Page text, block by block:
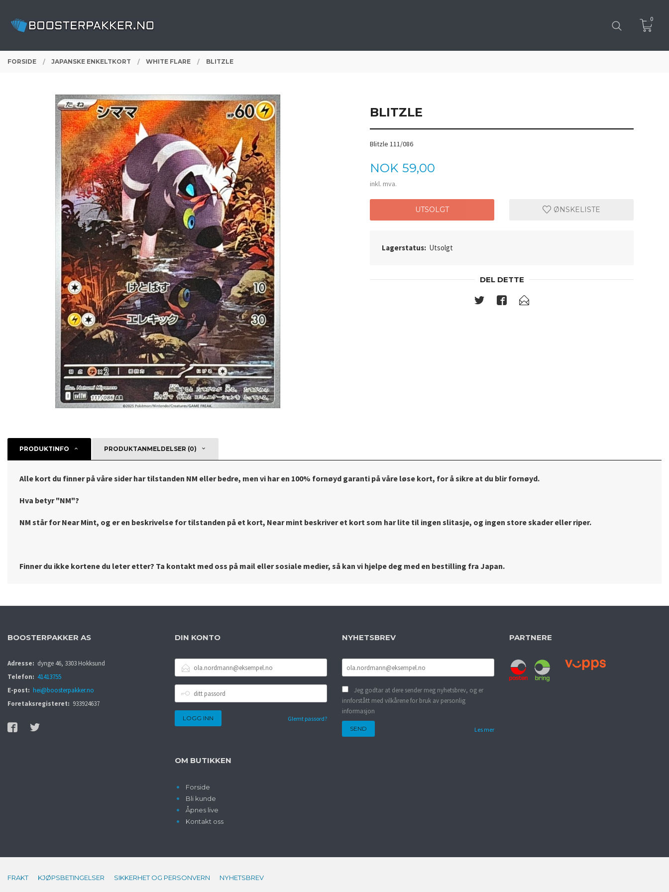
innholdet
0
FORSIDE JAPANSKE ENKELTKORT WHITE FLARE BLITZLE
BLITZLE
Blitzle 111/086
Pris
NOK 59,00
inkl. mva.
UTSOLGT ØNSKELISTE
Lagerstatus: Utsolgt
DEL DETTE
PRODUKTINFO PRODUKTANMELDELSER (0)
Alle kort du finner på våre sider har tilstanden NM eller bedre, men vi har en 100% fornøyd garanti på våre løse kort, for å sikre at du blir fornøyd.
Hva betyr "NM"?
NM står for Near Mint, og er en beskrivelse for tilstanden på et kort, Near mint beskriver et kort som har lite til ingen slitasje, og ingen store skader eller riper.
Finner du ikke kortene du leter etter? Ta kontakt med oss på mail eller sosiale medier, så kan vi hjelpe deg med en bestilling fra Japan.
BOOSTERPAKKER AS
Adresse: dynge 46, 3303 Hokksund
Telefon: 41413755
E-post: hei@boosterpakker.no
Foretaksregisteret: 933924637
DIN KONTO
POSTADRESSE
PASSORD
Glemt passord?
OM BUTIKKEN
Forside
Bli kunde
Åpnes live
Kontakt oss
NYHETSBREV
Jeg godtar at dere sender meg nyhetsbrev, og er
innforstått med vilkårene for bruk av personlig
informasjon
Les mer
PARTNERE
FRAKT KJØPSBETINGELSER SIKKERHET OG PERSONVERN NYHETSBREV